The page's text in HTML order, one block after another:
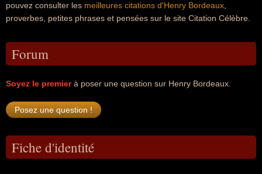
pouvez consulter les meilleures citations d'Henry Bordeaux
proverbes, petites phrases et pensées sur le site Citation Célèbre.
Forum
Soyez le premierà poser une question sur Henry Bordeaux.
Fiche d'identité